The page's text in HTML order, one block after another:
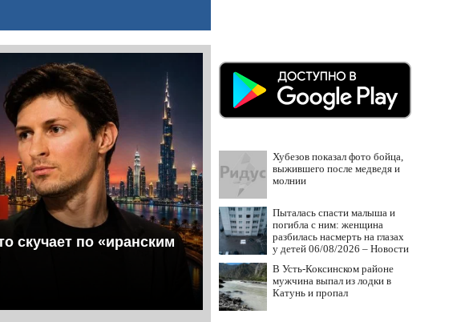
скучает по «иранским
Хубезов показал фото бойца,
выжившего после медведя и
молнии
Пыталась спасти малыша и
погибла с ним: женщина
разбилась насмерть на глазах
у детей 06/08/2026 – Новости
В Усть-Коксинском районе
мужчина выпал из лодки в
Катунь и пропал